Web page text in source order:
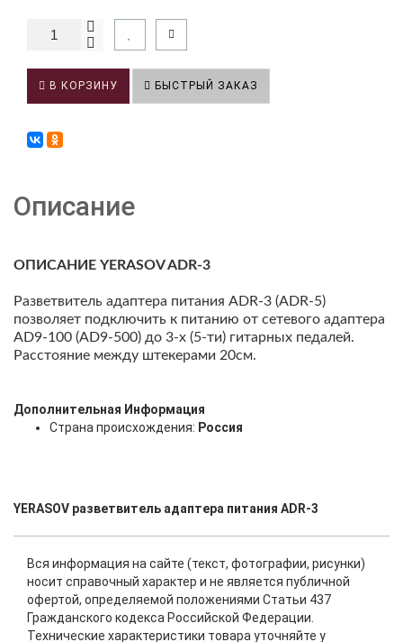
В КОРЗИНУ БЫСТРЫЙ ЗАКАЗ
Описание
ОПИСАНИЕ YERASOV ADR-3
Разветвитель адаптера питания ADR-3 (ADR-5)
позволяет подключить к питанию от сетевого адаптера
AD9-100 (AD9-500) до 3-х (5-ти) гитарных педалей.
Расстояние между штекерами 20см.
Дополнительная Информация
Страна происхождения: Россия
YERASOV разветвитель адаптера питания ADR-3
Вся информация на сайте (текст, фотографии, рисунки)
носит справочный характер и не является публичной
офертой, определяемой положениями Статьи 437
Гражданского кодекса Российской Федерации.
Технические характеристики товара уточняйте у